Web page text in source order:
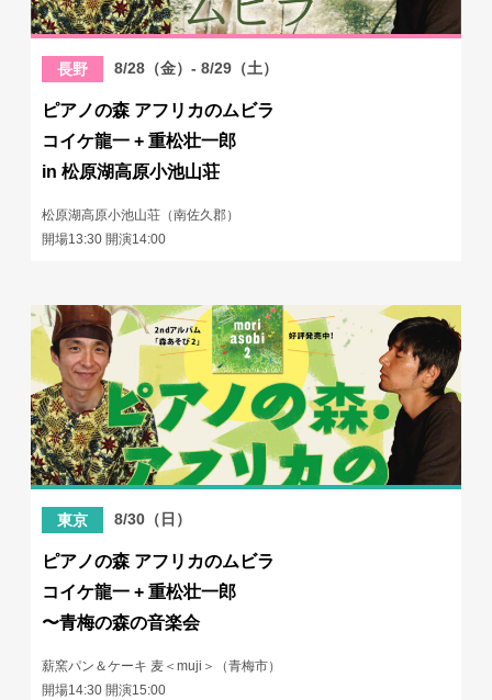
長野 8/28（金）- 8/29（土）
ピアノの森 アフリカのムビラ
コイケ龍一 + 重松壮一郎
in 松原湖高原小池山荘
松原湖高原小池山荘（南佐久郡）
開場13:30 開演14:00
東京 8/30（日）
ピアノの森 アフリカのムビラ
コイケ龍一 + 重松壮一郎
〜青梅の森の音楽会
薪窯パン＆ケーキ 麦＜muji＞（青梅市）
開場14:30 開演15:00